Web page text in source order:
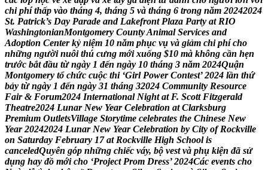
chi phí thấp vào tháng 4, tháng 5 và tháng 6 trong năm 20242024
St. Patrick’s Day Parade and Lakefront Plaza Party at RIO
WashingtonianMontgomery CountyAnimal Services and
Adoption Center kỷ niệm 10 năm phục vụ và giảm chi phí cho
những người nuôi thú cưng mới xuống $10 mà không cần hẹn
trước bắt đầu từ ngày 1 đến ngày 10 tháng 3 năm 2024Quận
Montgomery tổ chức cuộc thi ‘Girl Power Contest’ 2024 lần thứ
bảy từ ngày 1 đến ngày 31 tháng 32024 Community Resource
Fair & Forum2024 International Night at F. Scott Fitzgerald
Theatre2024 Lunar New Year Celebration at Clarksburg
Premium OutletsVillage Storytime celebrates the Chinese New
Year 20242024 Lunar New Year Celebration by City of Rockville
on Saturday February 17 at Rockville High School is
canceledQuyên góp những chiếc váy, bộ vest và phụ kiện đã sử
dụng hay đồ mới cho ‘Project Prom Dress’ 2024Các events cho